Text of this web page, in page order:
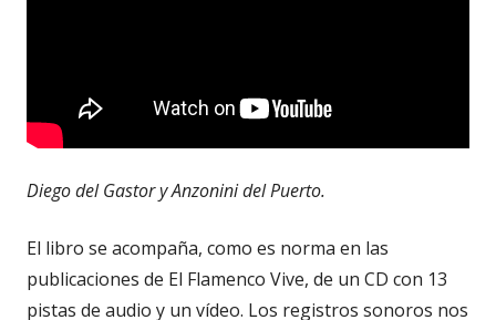
Diego del Gastor y Anzonini del Puerto.
El libro se acompaña, como es norma en las
publicaciones de El Flamenco Vive, de un CD con 13
pistas de audio y un vídeo. Los registros sonoros nos